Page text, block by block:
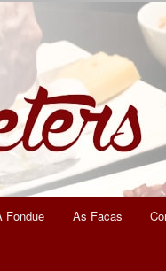
Place
Fondue As Facas